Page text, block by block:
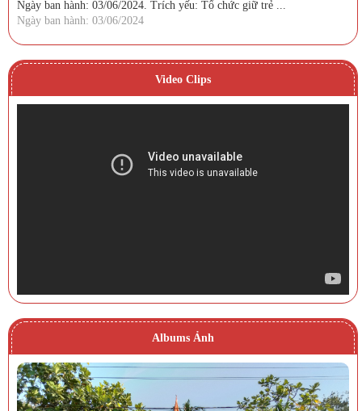
Ngày ban hành: 03/06/2024. Trích yếu: Tổ chức giữ trẻ ...
Ngày ban hành: 03/06/2024
Video Clips
Albums Ảnh